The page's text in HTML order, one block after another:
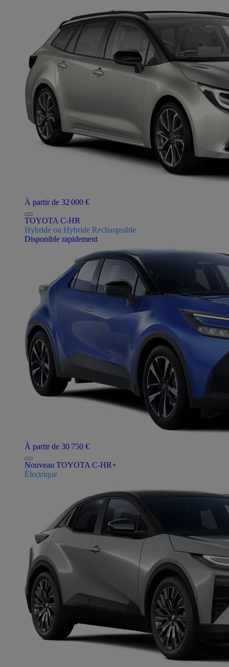
À partir de 32 000 €
TOYOTA C-HR
Hybride ou Hybride Rechargeable
Disponible rapidement
À partir de 30 750 €
Nouveau TOYOTA C-HR+
Électrique